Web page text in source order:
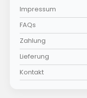
Impressum
FAQs
Zahlung
Lieferung
Kontakt